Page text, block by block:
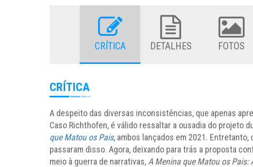
CRÍTICA DETALHES FOTOS
CRÍTICA
A despeito das diversas inconsistências, que apenas
Caso Richthofen, é válido ressaltar a ousadia do projeto
que Matou os Pais, ambos lançados em 2021.
passaram disso. Agora, deixando para trás a proposta
meio à guerra de narrativas, A Menina que Matou os Pais: